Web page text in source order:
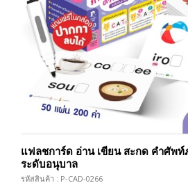
แฟลชการ์ด อ่าน เขียน สะกด คำศัพ
ระดับอนุบาล
รหัสสินค้า : P-CAD-0266